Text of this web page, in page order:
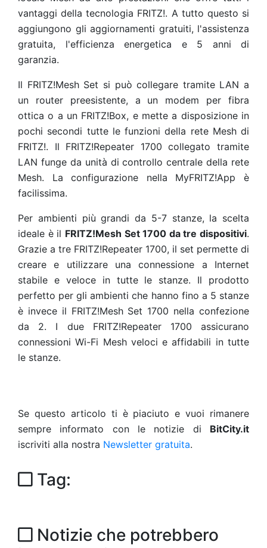
vantaggi della tecnologia FRITZ!. A tutto questo si
aggiungono gli aggiornamenti gratuiti, l'assistenza
gratuita, l'efficienza energetica e 5 anni di
garanzia.
Il FRITZ!Mesh Set si può collegare tramite LAN a
un router preesistente, a un modem per fibra
ottica o a un FRITZ!Box, e mette a disposizione in
pochi secondi tutte le funzioni della rete Mesh di
FRITZ!. Il FRITZ!Repeater 1700 collegato tramite
LAN funge da unità di controllo centrale della rete
Mesh. La configurazione nella MyFRITZ!App è
facilissima.
Per ambienti più grandi da 5-7 stanze, la scelta
ideale è il FRITZ!Mesh Set 1700 da tre dispositivi.
Grazie a tre FRITZ!Repeater 1700, il set permette di
creare e utilizzare una connessione a Internet
stabile e veloce in tutte le stanze. Il prodotto
perfetto per gli ambienti che hanno fino a 5 stanze
è invece il FRITZ!Mesh Set 1700 nella confezione
da 2. I due FRITZ!Repeater 1700 assicurano
connessioni Wi-Fi Mesh veloci e affidabili in tutte
le stanze.
Se questo articolo ti è piaciuto e vuoi rimanere
sempre informato con le notizie di BitCity.it
iscriviti alla nostra Newsletter gratuita.
Tag:
Notizie che potrebbero